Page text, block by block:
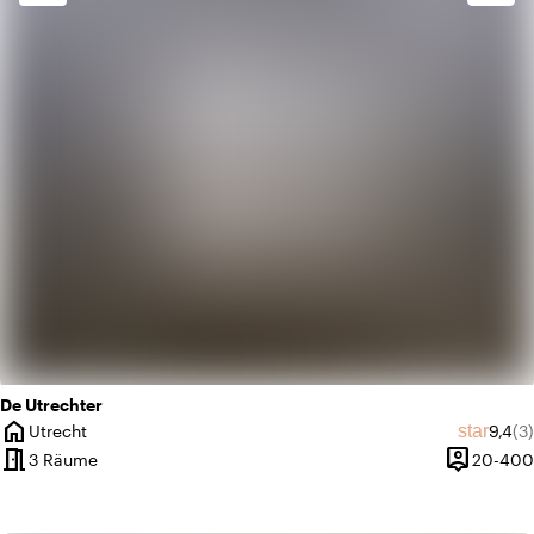
De Utrechter
home
Ort
Utrecht star9,4(3)
meeting_room3 Räume person_pin
Kapazität
20-400
info
Skandinavisch